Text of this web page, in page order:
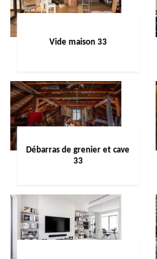
Vide maison 33
Débarras de grenier et cave
33